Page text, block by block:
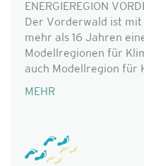
ENERGIEREGION
Der Vorderwald ist mit
mehr als 16 Jahren
Modellregionen für
auch Modellregion für
MEHR